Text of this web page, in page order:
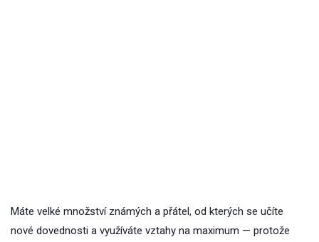
Máte velké množství známých a přátel, od kterých se učíte
nové dovednosti a využíváte vztahy na maximum — protože